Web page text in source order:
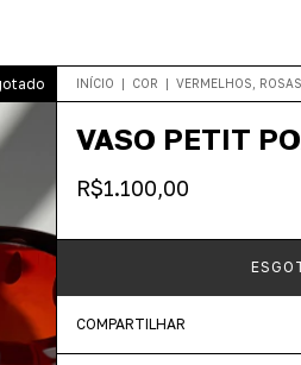
INÍCIO | COR | VERMELHOS,
VASO PETIT
R$1.100,00
COMPARTILHAR